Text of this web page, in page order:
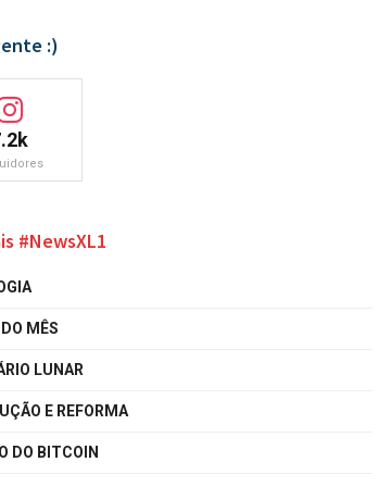
:)
#NewsXL1
MÊS
LUNAR
E REFORMA
DO BITCOIN